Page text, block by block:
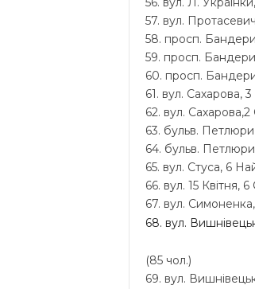
57. вул.
58. просп.
59. просп.
60. просп.
61. вул. Сахарова,
62. вул.
63. бульв.
64. бульв.
65. вул. Стуса, 6
66. вул. 15 Квітня,
67. вул.
68. вул.
(85 чол.)
69. вул.